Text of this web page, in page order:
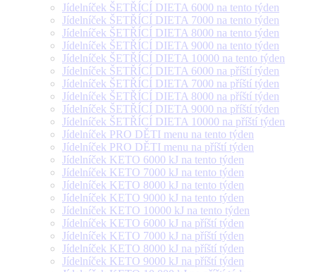
Jídelníček ŠETŘÍCÍ DIETA 6000 na tento týden
Jídelníček ŠETŘÍCÍ DIETA 7000 na tento týden
Jídelníček ŠETŘÍCÍ DIETA 8000 na tento týden
Jídelníček ŠETŘÍCÍ DIETA 9000 na tento týden
Jídelníček ŠETŘÍCÍ DIETA 10000 na tento týden
Jídelníček ŠETŘÍCÍ DIETA 6000 na příští týden
Jídelníček ŠETŘÍCÍ DIETA 7000 na příští týden
Jídelníček ŠETŘÍCÍ DIETA 8000 na příští týden
Jídelníček ŠETŘÍCÍ DIETA 9000 na příští týden
Jídelníček ŠETŘÍCÍ DIETA 10000 na příští týden
Jídelníček PRO DĚTI menu na tento týden
Jídelníček PRO DĚTI menu na příští týden
Jídelníček KETO 6000 kJ na tento týden
Jídelníček KETO 7000 kJ na tento týden
Jídelníček KETO 8000 kJ na tento týden
Jídelníček KETO 9000 kJ na tento týden
Jídelníček KETO 10000 kJ na tento týden
Jídelníček KETO 6000 kJ na příští týden
Jídelníček KETO 7000 kJ na příští týden
Jídelníček KETO 8000 kJ na příští týden
Jídelníček KETO 9000 kJ na příští týden